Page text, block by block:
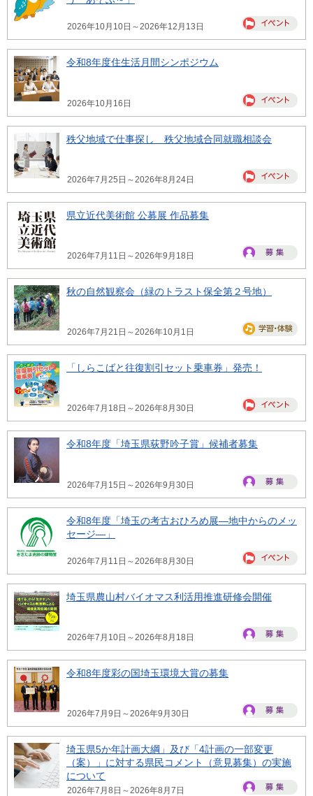
2026年10月10日～2026年12月13日
令和8年度住生活月間シンポジウム
2026年10月16日
秩父地域で仕事探し 秩父地域合同就職相談会
2026年7月25日～2026年8月24日
県立近代美術館 公募展 作品募集
2026年7月11日～2026年9月18日
秋の自然観察会（緑のトラスト保全第２号地）
2026年7月21日～2026年10月1日
「しらこばと往復割引セット乗車券」発売！
2026年7月18日～2026年8月30日
令和8年度「埼玉県荻野吟子賞」候補者募集
2026年7月15日～2026年9月30日
令和8年度「埼玉の考古おひろめ展―地中からのメッ
セージ―」
2026年7月11日～2026年8月30日
埼玉県農山村バイオマス利活用推進研修会開催
2026年7月10日～2026年8月18日
令和8年度彩の国埼玉環境大賞の募集
2026年7月9日～2026年9月30日
埼玉県5か年計画大綱」及び「4計画の一部変更
（案）」に対する県民コメント（意見募集）の実施
について
2026年7月8日～2026年8月7日